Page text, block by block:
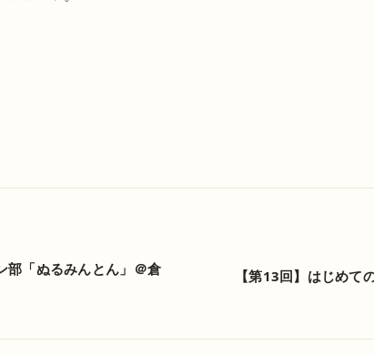
部「ぬるみんとん」＠倉
【第13回】はじめて